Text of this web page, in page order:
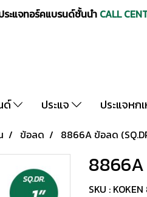
ระแจทอร์คแบรนด์ชั้นนำ CALL
ด์ ประแจ ประแจหก
ข้อลด 8866A ข้อลด
8866A
SKU :